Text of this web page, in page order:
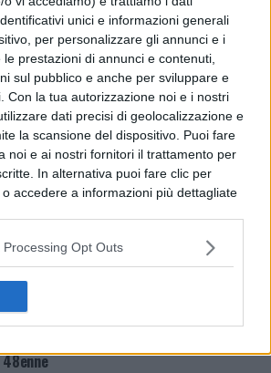
unici e informazioni generali
per personalizzare gli annunci e i
prestazioni di annunci e contenuti,
sul pubblico e anche per sviluppare e
Con la tua autorizzazione noi e i nostri
dati precisi di geolocalizzazione e
la scansione del dispositivo. Puoi fare
noi e ai nostri fornitori il trattamento per
In alternativa puoi fare clic per
accedere a informazioni più dettagliate
il tuo consenso, ma hai il diritto di
Le tue preferenze si
a questo sito web. Puoi modificare le tue
momento ritornando su questo sito o
informativa sulla riservatezza.
Opt Outs
TRENDING VIDEOS
7 ore fa
contro la revoca della Biblioteca Siani
7 ore fa